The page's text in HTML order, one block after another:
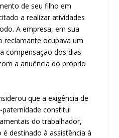
de seu filho em
a realizar atividades
A empresa, em sua
reclamante ocupava um
compensação dos dias
a anuência do próprio
que a exigência de
constitui
do trabalhador,
destinado à assistência à